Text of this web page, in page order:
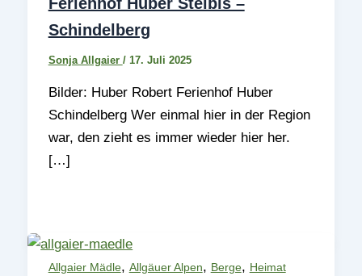
Schindelberg
Sonja Allgaier / 17. Juli 2025
Bilder: Huber Robert Ferienhof Huber
Schindelberg Wer einmal hier in der Region
war, den zieht es immer wieder hier her.
[…]
Allgaier Mädle, Allgäuer Alpen, Berge, Heimat